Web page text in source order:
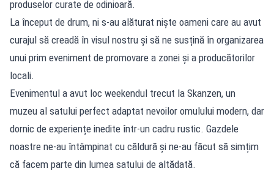
produselor curate de odinioară.
La început de drum, ni s-au alăturat niște oameni care au avut
curajul să creadă în visul nostru și să ne susțină în organizarea
unui prim eveniment de promovare a zonei și a producătorilor
locali.
Evenimentul a avut loc weekendul trecut la Skanzen, un
muzeu al satului perfect adaptat nevoilor omulului modern, dar
dornic de experiențe inedite într-un cadru rustic. Gazdele
noastre ne-au întâmpinat cu căldură și ne-au făcut să simțim
că facem parte din lumea satului de altădată.